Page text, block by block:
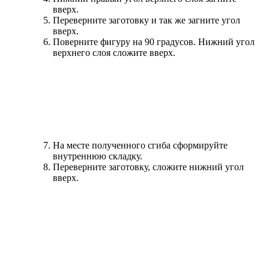
вверх.
Переверните заготовку и так же загните угол
вверх.
Поверните фигуру на 90 градусов. Нижний угол
верхнего слоя сложите вверх.
На месте полученного сгиба сформируйте
внутреннюю складку.
Переверните заготовку, сложите нижний угол
вверх.